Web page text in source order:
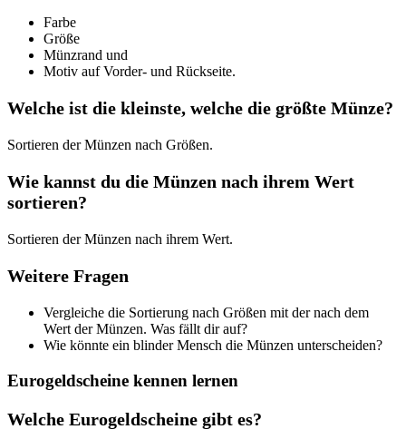
Farbe
Größe
Münzrand und
Motiv auf Vorder- und Rückseite.
Welche ist die kleinste, welche die größte Münze?
Sortieren der Münzen nach Größen.
Wie kannst du die Münzen nach ihrem Wert
sortieren?
Sortieren der Münzen nach ihrem Wert.
Weitere Fragen
Vergleiche die Sortierung nach Größen mit der nach dem
Wert der Münzen. Was fällt dir auf?
Wie könnte ein blinder Mensch die Münzen unterscheiden?
Eurogeldscheine kennen lernen
Welche Eurogeldscheine gibt es?